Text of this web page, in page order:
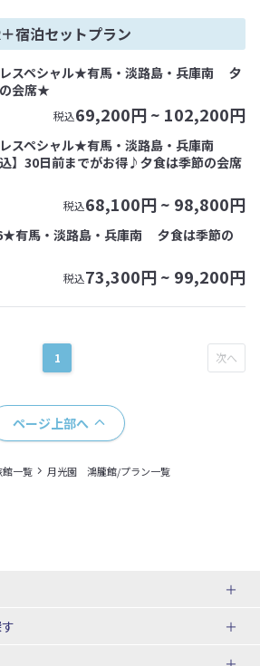
宿泊セットプラン
スペシャル★有馬・淡路島・兵庫南 夕
会席★
税込69,200円 ~ 102,200円
スペシャル★有馬・淡路島・兵庫南
込】30日前までがお得♪夕食は季節の会席
税込68,100円 ~ 98,800円
有馬・淡路島・兵庫南 夕食は季節の
税込73,300円 ~ 99,200円
1
ページ上部へ
館一覧 月光園 鴻朧館/プラン一覧